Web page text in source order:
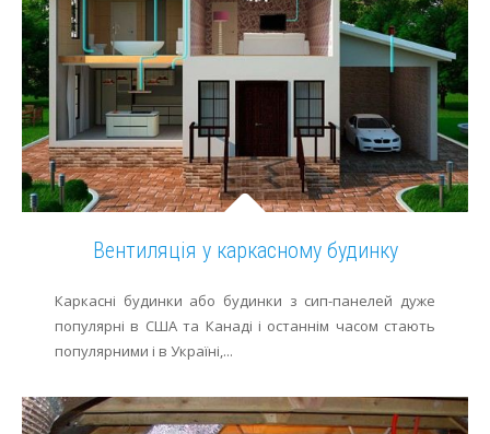
Вентиляція у каркасному будинку
Каркасні будинки або будинки з сип-панелей дуже
популярні в США та Канаді і останнім часом стають
популярними і в Україні,...